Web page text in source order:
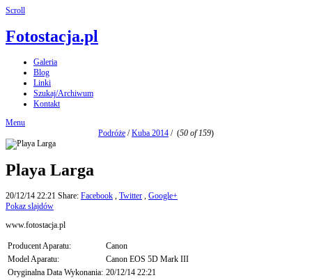
Scroll
Fotostacja.pl
Galeria
Blog
Linki
Szukaj/Archiwum
Kontakt
Menu
Podróże /Kuba 2014 / (50 of 159)
Playa Larga
20/12/14 22:21 Share: Facebook , Twitter , Google+
Pokaz slajdów
www.fotostacja.pl
Producent Aparatu:
Canon
Model Aparatu:
Canon EOS 5D Mark III
Oryginalna Data Wykonania: 20/12/14 22:21